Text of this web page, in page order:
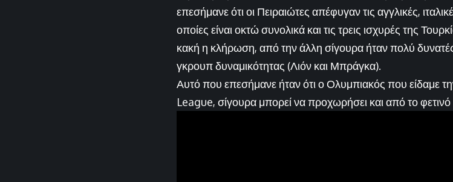
επεσήμανε ότι οι Πειραιώτες απέφυγαν τις αγγλικές,
οποίες είναι οκτώ συνολικά και τις τρεις ισχυρές της
κακή η κλήρωση, από την άλλη σίγουρα ήταν πολύ
γκρουπ δυναμικότητας (Λιόν και Μπράγκα).
Αυτό που επεσήμανε ήταν ότι ο Ολυμπιακός που είδαμε
League, σίγουρα μπορεί να προχωρήσει και από το